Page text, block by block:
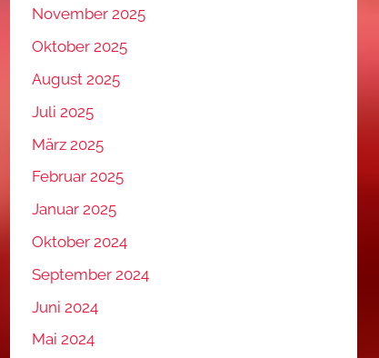
November 2025
Oktober 2025
August 2025
Juli 2025
März 2025
Februar 2025
Januar 2025
Oktober 2024
September 2024
Juni 2024
Mai 2024